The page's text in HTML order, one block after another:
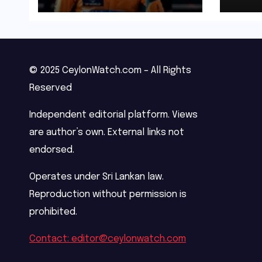
© 2025 CeylonWatch.com – All Rights
Reserved
Independent editorial platform. Views
are author’s own. External links not
endorsed.
Operates under Sri Lankan law.
Reproduction without permission is
prohibited.
Contact: editor@ceylonwatch.com